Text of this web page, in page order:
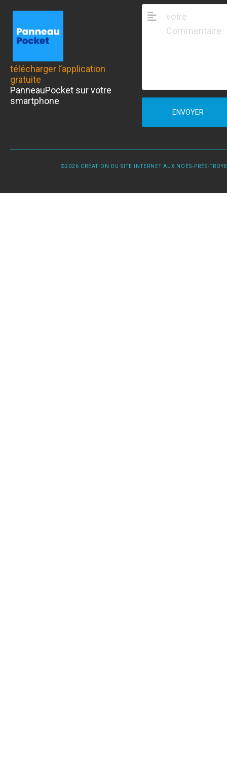
télécharger l’application
gratuite
PanneauPocket sur votre
smartphone
ENVOYER
©2026 CRÉATION DU SITE INTERNET AUX NOËS-PRÈS-